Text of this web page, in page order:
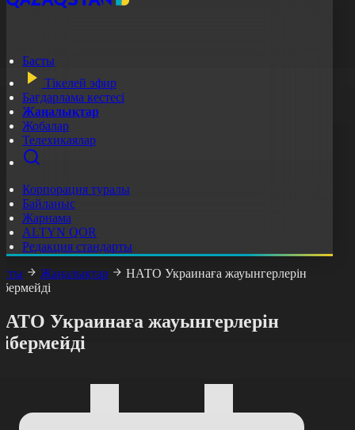
Басты
Тікелей эфир
Бағдарлама кестесі
Жаңалықтар
Жобалар
Телехикаялар
Корпорация туралы
Байланыс
Жарнама
ALTYN QOR
Редакция стандарты
Жаңалықтар
НАТО Украинаға жауынгерлерін
Украинаға жауынгерлерін